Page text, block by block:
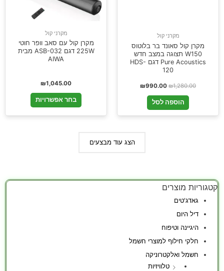
מקרני קול
מקרן קול סאונד בר בלוטוס
W150 תצוגה במצב חדש
Pure Acoustics דגם HDS-
120
₪1,280.00
₪990.00
הוספה לסל
מקרני קול
מקרן קול עם סאב וופר חוטי
225W דגם ASB-032 מבית
AIWA
₪1,045.00
בחר אפשרויות
הצג עוד מבצעים
קטגוריות מוצרים
גאדג'טים
דיל היום
היגיינה וטיפוח
חלקי חילוף למוצרי חשמל
חשמל ואלקטרוניקה
טלוויזיות